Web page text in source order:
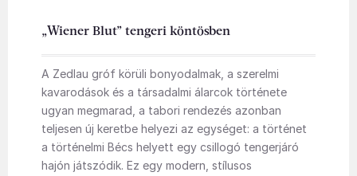
„Wiener Blut” tengeri köntösben
A Zedlau gróf körüli bonyodalmak, a szerelmi
kavarodások és a társadalmi álarcok története
ugyan megmarad, a tabori rendezés azonban
teljesen új keretbe helyezi az egységet: a történet
a történelmi Bécs helyett egy csillogó tengerjáró
hajón játszódik. Ez egy modern, stílusos